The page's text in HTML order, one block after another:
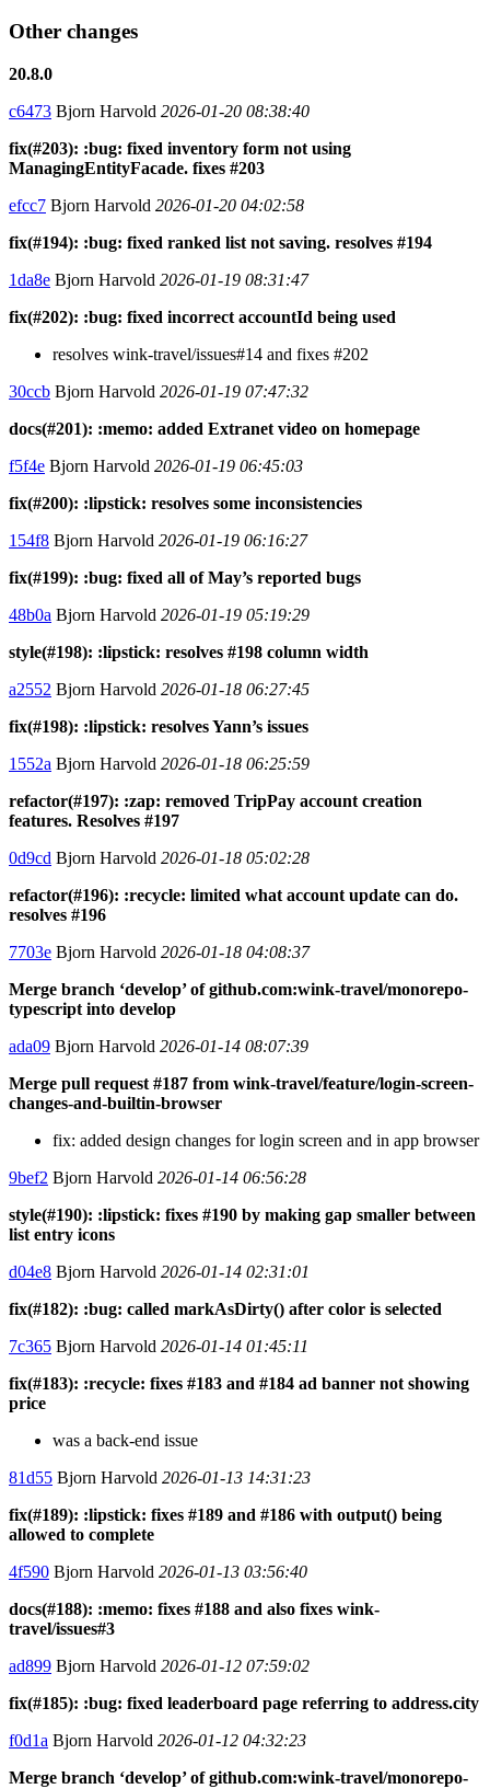
Other changes
20.8.0
c6473 Bjorn Harvold 2026-01-20 08:38:40
fix(#203): :bug: fixed inventory form not using
ManagingEntityFacade. fixes #203
efcc7 Bjorn Harvold 2026-01-20 04:02:58
fix(#194): :bug: fixed ranked list not saving. resolves #194
1da8e Bjorn Harvold 2026-01-19 08:31:47
fix(#202): :bug: fixed incorrect accountId being used
resolves wink-travel/issues#14 and fixes #202
30ccb Bjorn Harvold 2026-01-19 07:47:32
docs(#201): :memo: added Extranet video on homepage
f5f4e Bjorn Harvold 2026-01-19 06:45:03
fix(#200): :lipstick: resolves some inconsistencies
154f8 Bjorn Harvold 2026-01-19 06:16:27
fix(#199): :bug: fixed all of May’s reported bugs
48b0a Bjorn Harvold 2026-01-19 05:19:29
style(#198): :lipstick: resolves #198 column width
a2552 Bjorn Harvold 2026-01-18 06:27:45
fix(#198): :lipstick: resolves Yann’s issues
1552a Bjorn Harvold 2026-01-18 06:25:59
refactor(#197): :zap: removed TripPay account creation
features. Resolves #197
0d9cd Bjorn Harvold 2026-01-18 05:02:28
refactor(#196): :recycle: limited what account update can do.
resolves #196
7703e Bjorn Harvold 2026-01-18 04:08:37
Merge branch ‘develop’ of github.com:wink-travel/monorepo-
typescript into develop
ada09 Bjorn Harvold 2026-01-14 08:07:39
Merge pull request #187 from wink-travel/feature/login-screen-
changes-and-builtin-browser
fix: added design changes for login screen and in app browser
9bef2 Bjorn Harvold 2026-01-14 06:56:28
style(#190): :lipstick: fixes #190 by making gap smaller between
list entry icons
d04e8 Bjorn Harvold 2026-01-14 02:31:01
fix(#182): :bug: called markAsDirty() after color is selected
7c365 Bjorn Harvold 2026-01-14 01:45:11
fix(#183): :recycle: fixes #183 and #184 ad banner not showing
price
was a back-end issue
81d55 Bjorn Harvold 2026-01-13 14:31:23
fix(#189): :lipstick: fixes #189 and #186 with output() being
allowed to complete
4f590 Bjorn Harvold 2026-01-13 03:56:40
docs(#188): :memo: fixes #188 and also fixes wink-
travel/issues#3
ad899 Bjorn Harvold 2026-01-12 07:59:02
fix(#185): :bug: fixed leaderboard page referring to address.city
f0d1a Bjorn Harvold 2026-01-12 04:32:23
Merge branch ‘develop’ of github.com:wink-travel/monorepo-